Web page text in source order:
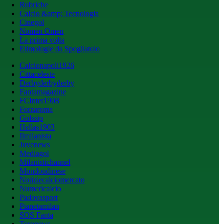
Rubriche
Calcio &amp; Tecnologia
Cinegol
Nomen Omen
La prima volta
Etimologie da Spogliatoio
Calcionapoli1926
Cittaceleste
Derbyderbyderby
Fantamagazine
FCInter1908
Forzaroma
Golssip
Hellas1903
Ilmilanista
Juvenews
Mediagol
Milanistichannel
Mondoudinese
Notiziecalciomercato
Numericalcio
Padovasport
Pianetamilan
SOS Fanta